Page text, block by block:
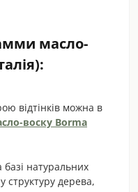
масло-
відтінків можна в
воску Borma
базі натуральних
структуру дерева,